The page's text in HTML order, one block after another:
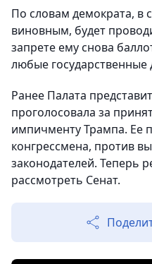
По словам демократа, в
виновным, будет
запрете ему снова
любые государственные
Ранее Палата
проголосовала за
импичменту Трампа. Ее
конгрессмена, против
законодателей. Теперь
рассмотреть Сенат.